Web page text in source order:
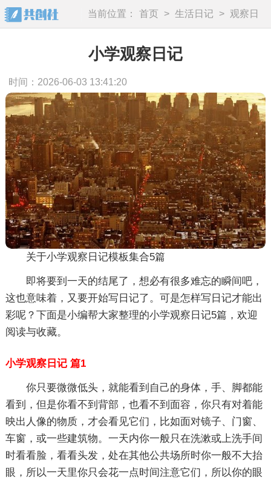
当前位置： 首页 > 生活日记 >
观察日
记
小学观察日记
时间：2026-06-03 13:41:20
关于小学观察日记模板集合5篇
即将要到一天的结尾了，想必有很多难忘的瞬间吧，
这也意味着，又要开始写日记了。可是怎样写日记才能出
彩呢？下面是小编帮大家整理的小学观察日记5篇，欢迎
阅读与收藏。
小学观察日记 篇1
你只要微微低头，就能看到自己的身体，手、脚都能
看到，但是你看不到背部，也看不到面容，你只有对着能
映出人像的物质，才会看见它们，比如面对镜子、门窗、
车窗，或一些建筑物。一天内你一般只在洗漱或上洗手间
时看看脸，看看头发，处在其他公共场所时你一般不大抬
眼，所以一天里你只会花一点时间注意它们，所以你的眼